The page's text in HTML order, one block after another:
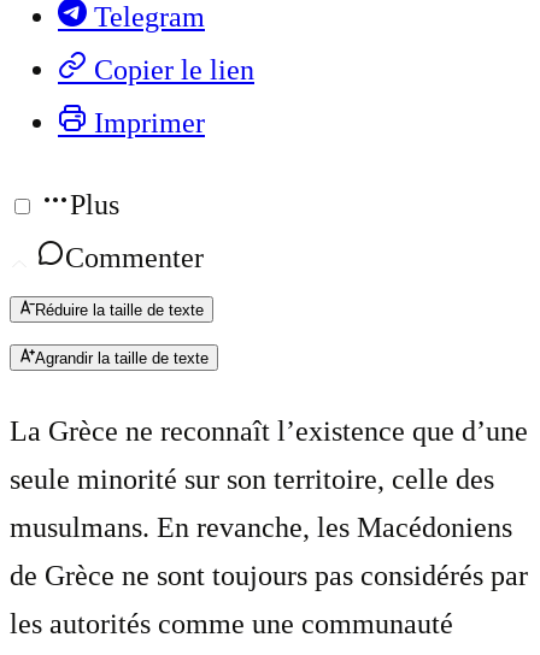
Telegram
Copier le lien
Imprimer
Plus
Commenter
Réduire la taille de texte
Agrandir la taille de texte
La Grèce ne reconnaît l’existence que d’une
seule minorité sur son territoire, celle des
musulmans. En revanche, les Macédoniens
de Grèce ne sont toujours pas considérés par
les autorités comme une communauté